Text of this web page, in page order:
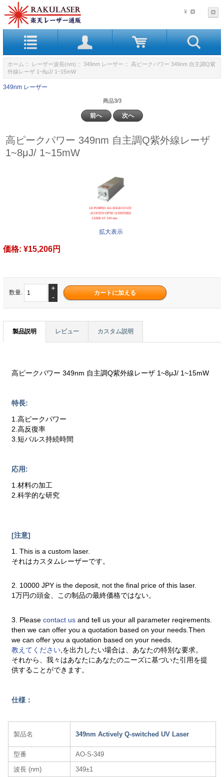
¥
ホーム :: レーザー波長(nm) :: 349nm レーザー :: 高ピークパワー 349nm 自主調Q紫
外線レーザ 1~8μJ/ 1~15mW
349nm レーザー
商品3/3
前へ 次へ
高ピークパワー 349nm 自主調Q紫外線レーザ
1~8μJ/ 1~15mW
拡大表示
価格: ¥15,206円
数量.
+
-
製品説明 レビュー カスタム説明
高ピークパワー 349nm 自主調Q紫外線レーザ 1~8μJ/ 1~15mW
特長:
1.高ピークパワー
2.高反復率
3.短パルス持続時間
応用:
1.材料の加工
2.科学的な研究
[注意]
1. This is a custom laser.
それはカスタムレーザーです。
2. 10000 JPY is the deposit, not the final price of this laser.
1万円の頭金、この制品の最終価格ではない。
3. Pleasecontact usand tell us your all parameter reqirements.
then we can offer you a quotation based on your needs.Then
we can offer you a quotation based on your needs.
教えてください ,を出力したい場合は、あなたの特別な要求。
それから、我々はあなたにあなたのニーズに基づいた引用を提
供することができます。
仕様：
製品名 349nm Actively Q-switched UV Laser
型番
AO-S-349
波長 (nm)
349±1